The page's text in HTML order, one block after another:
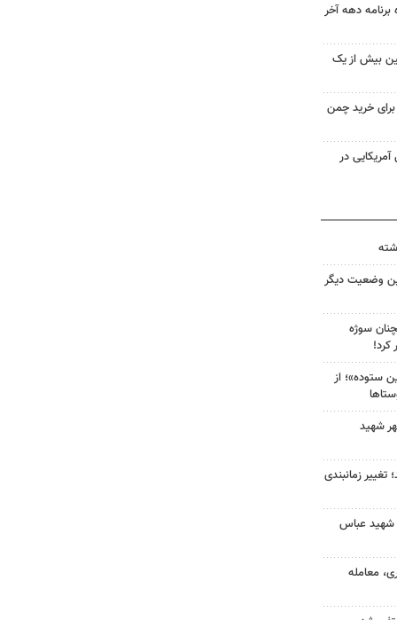
دهه آخر
بیش از یک
برای خرید چمن
۷۰۰ نظامی آمریکایی در
وضعیت دیگر
سوژه
کرد!
ستوده»؛ از
شهید
تغییر زمانبندی
شهید عباس
معامله